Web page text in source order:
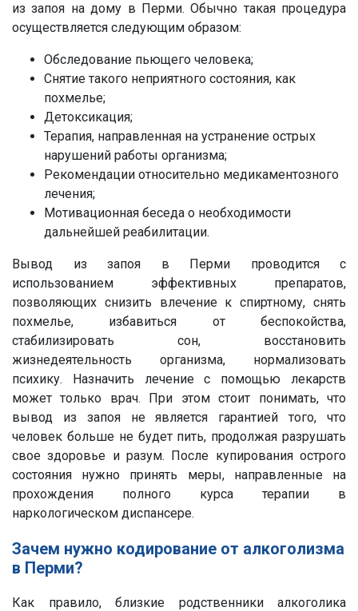
из запоя на дому в Перми. Обычно такая процедура
осуществляется следующим образом:
Обследование пьющего человека;
Снятие такого неприятного состояния, как
похмелье;
Детоксикация;
Терапия, направленная на устранение острых
нарушений работы организма;
Рекомендации относительно медикаментозного
лечения;
Мотивационная беседа о необходимости
дальнейшей реабилитации.
Вывод из запоя в Перми проводится с
использованием эффективных препаратов,
позволяющих снизить влечение к спиртному, снять
похмелье, избавиться от беспокойства,
стабилизировать сон, восстановить
жизнедеятельность организма, нормализовать
психику. Назначить лечение с помощью лекарств
может только врач. При этом стоит понимать, что
вывод из запоя не является гарантией того, что
человек больше не будет пить, продолжая разрушать
свое здоровье и разум. После купирования острого
состояния нужно принять меры, направленные на
прохождения полного курса терапии в
наркологическом диспансере.
Зачем нужно кодирование от алкоголизма
в Перми?
Как правило, близкие родственники алкоголика